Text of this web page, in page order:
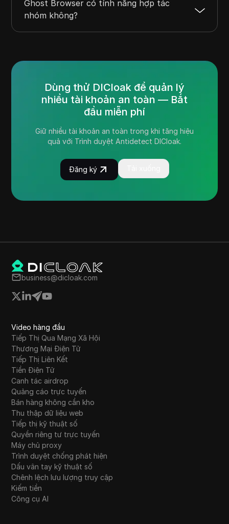
Ghost Browser có tính năng hợp tác
nhóm không?
Dùng thử DICloak để quản lý
nhiều tài khoản an toàn — Bắt
đầu miễn phí
Giữ nhiều tài khoản an toàn trong khi tăng hiệu
quả với Trình duyệt Antidetect DICloak.
Đăng ký
business@dicloak.com
Video hàng đầu
Tiếp Thị Qua Mạng Xã Hội
Thương Mại Điện Tử
Tiếp Thị Liên Kết
Tiền Điện Tử
Canh tác airdrop
Quảng cáo trực tuyến
Bán hàng không cần kho
Thu thập dữ liệu web
Tiếp thị kỹ thuật số
Quyền riêng tư trực tuyến
Máy chủ proxy
Trình duyệt chống phát hiện
Dấu vân tay kỹ thuật số
Chênh lệch lưu lượng truy cập
Kiếm tiền
Công cụ AI